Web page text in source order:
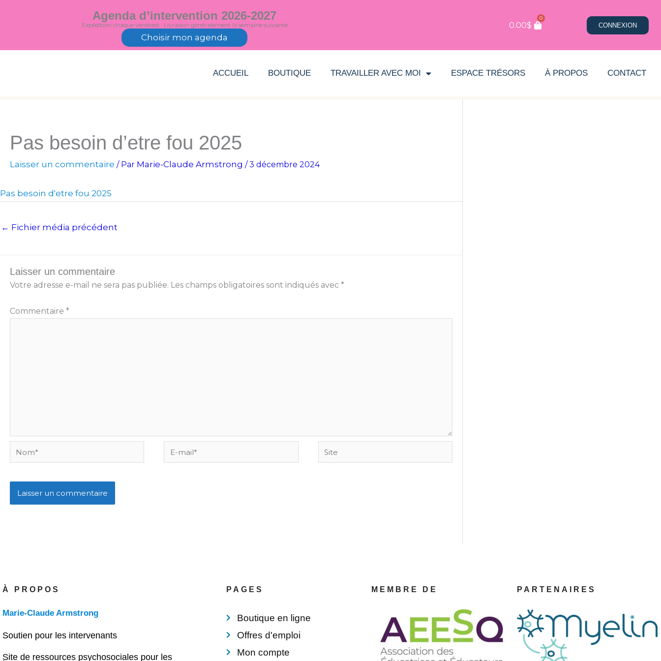
Agenda d’intervention 2026-2027
Expédition chaque vendredi · Livraison généralement la semaine suivante
Choisir mon agenda
0.00$
0
CONNEXION
ACCUEIL BOUTIQUE TRAVAILLER AVEC MOI ESPACE TRÉSORS À PROPOS CONTACT
Pas besoin d’etre fou 2025
Laisser un commentaire / Par Marie-Claude Armstrong /3 décembre 2024
Pas besoin d'etre fou 2025
← Fichier média précédent
Laisser un commentaire
Votre adresse e-mail ne sera pas publiée. Les champs obligatoires sont indiqués avec *
Commentaire *
Nom*
E-
mail*
Site
À PROPOS
Marie-Claude Armstrong
Soutien pour les intervenants
Site de ressources psychosociales pour les
PAGES
Boutique en ligne
Offres d'emploi
Mon compte
MEMBRE DE PARTENAIRES